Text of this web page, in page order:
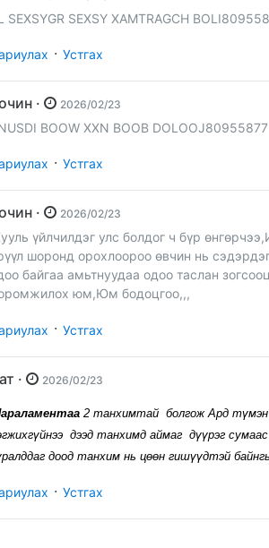
SEXSYGR SEXSY XAMTRAGCH
· Устгах
Зочин · 2026/02/23
BOOW XXN BOOB DOLOOJ80955877
· Устгах
Зочин · 2026/02/23
үйлчилдэг улс болдог ч бүр
шоронд орохлоороо өвчин нь
байгаа амьтнуудаа одоо таслан
юм,Юм
· Устгах
Бат · 2026/02/23
2 танхимтай болгож Ард түмэн
дээд танхимд аймаг дүүрэг
доод танхим нь цөөн гишүүдтэй
· Устгах